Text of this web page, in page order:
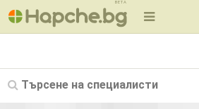
BETA
Търсене на специалисти